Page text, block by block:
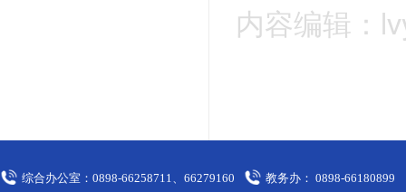
内容编辑：
综合办公室：0898-66258711、66279160 教务办： 0898-66180899